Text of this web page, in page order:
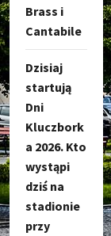
Brass i
Cantabile
Dzisiaj
startują
Dni
Kluczbork
a 2026. Kto
wystąpi
dziś na
stadionie
przy